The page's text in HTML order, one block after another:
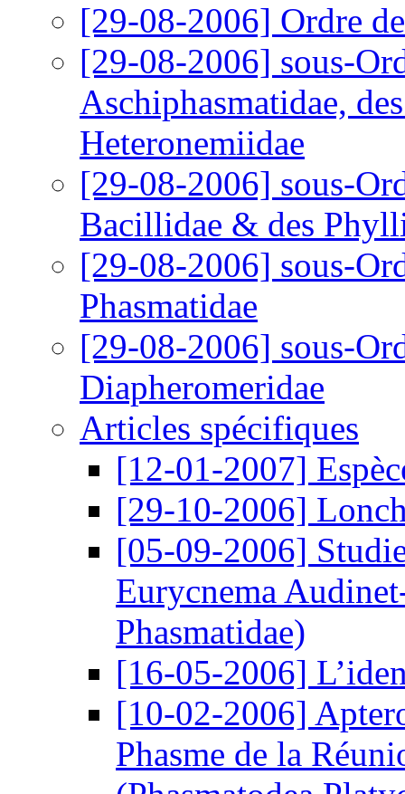
[29-08-2006] Ordre
[29-08-2006] sous-
Aschiphasmatidae,
Heteronemiidae
[29-08-2006] sous-
Bacillidae & des
[29-08-2006] sous-
Phasmatidae
[29-08-2006] sous-
Diapheromeridae
Articles spécifiques
[12-01-2007]
[29-10-2006]
[05-09-2006]
Eurycnema
Phasmatidae)
[16-05-2006]
[10-02-2006]
Phasme de la